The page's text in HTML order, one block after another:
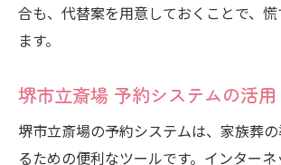
合も、代替案を用意しておくことで、
ます。
堺市立斎場 予約システムの活
堺市立斎場の予約システムは、家族葬
るための便利なツールです。インター